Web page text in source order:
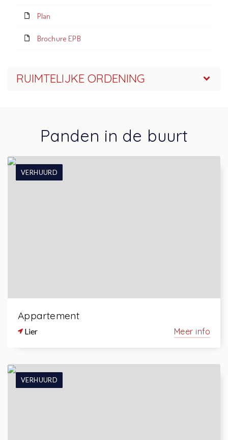
Plan
Brochure EPB
RUIMTELIJKE ORDENING
Panden in de buurt
VERHUURD
Appartement
Lier Meer info
VERHUURD